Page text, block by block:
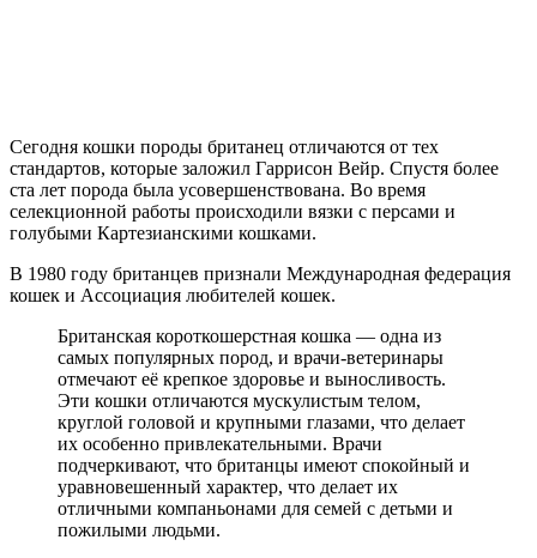
Сегодня кошки породы британец отличаются от тех
стандартов, которые заложил Гаррисон Вейр. Спустя более
ста лет порода была усовершенствована. Во время
селекционной работы происходили вязки с персами и
голубыми Картезианскими кошками.
В 1980 году британцев признали Международная федерация
кошек и Ассоциация любителей кошек.
Британская короткошерстная кошка — одна из
самых популярных пород, и врачи-ветеринары
отмечают её крепкое здоровье и выносливость.
Эти кошки отличаются мускулистым телом,
круглой головой и крупными глазами, что делает
их особенно привлекательными. Врачи
подчеркивают, что британцы имеют спокойный и
уравновешенный характер, что делает их
отличными компаньонами для семей с детьми и
пожилыми людьми.